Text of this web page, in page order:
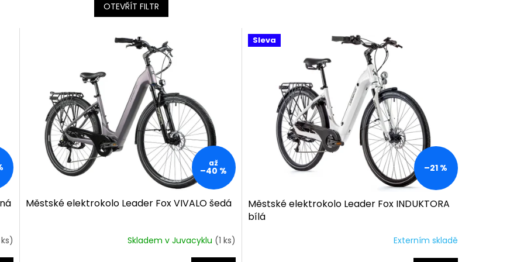
OTEVŘÍT FILTR
ks)
až
–40 %
Městské elektrokolo Leader Fox VIVALO šedá
Skladem v Juvacyklu (1 ks)
Sleva
–21 %
Městské elektrokolo Leader Fox INDUKTORA
bílá
Externím skladě